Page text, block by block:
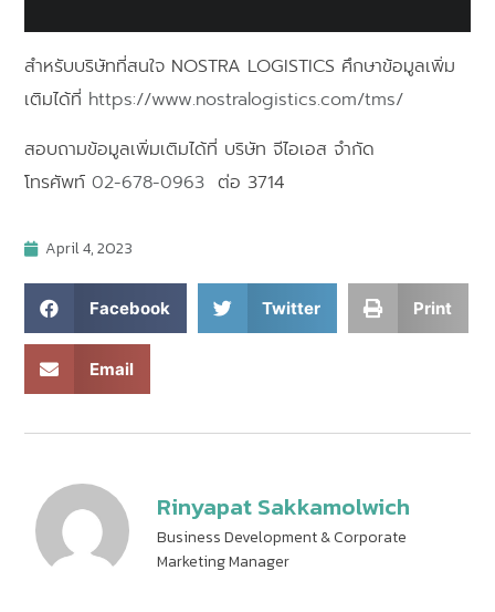
สำหรับบริษัทที่สนใจ NOSTRA LOGISTICS ศึกษาข้อมูลเพิ่ม
เติมได้ที่ https://www.nostralogistics.com/tms/
สอบถามข้อมูลเพิ่มเติมได้ที่ บริษัท จีไอเอส จํากัด
โทรศัพท์02-678-0963 ต่อ 3714
April 4, 2023
Facebook Twitter Print
Email
Rinyapat Sakkamolwich
Business Development & Corporate
Marketing Manager